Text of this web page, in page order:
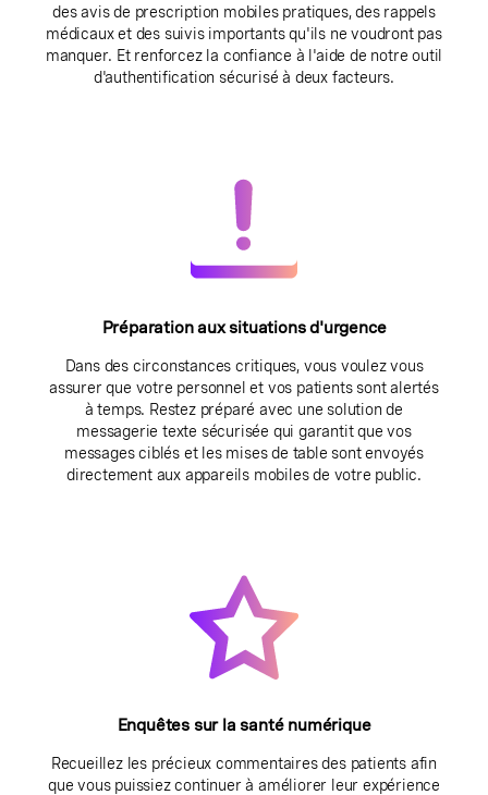
des avis de prescription mobiles pratiques, des rappels
médicaux et des suivis importants qu'ils ne voudront pas
manquer. Et renforcez la confiance à l'aide de notre outil
d'authentification sécurisé à deux facteurs.
Préparation aux situations d'urgence
Dans des circonstances critiques, vous voulez vous
assurer que votre personnel et vos patients sont alertés
à temps. Restez préparé avec une solution de
messagerie texte sécurisée qui garantit que vos
messages ciblés et les mises de table sont envoyés
directement aux appareils mobiles de votre public.
Enquêtes sur la santé numérique
Recueillez les précieux commentaires des patients afin
que vous puissiez continuer à améliorer leur expérience